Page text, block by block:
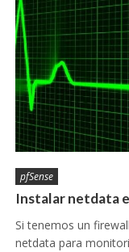
pfSense
Instalar netdata
Si tenemos un
netdata para